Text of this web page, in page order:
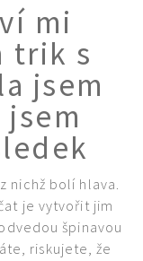
mi
trik s
jsem
nichž bolí hlava.
je vytvořit jim
špinavou
riskujete, že